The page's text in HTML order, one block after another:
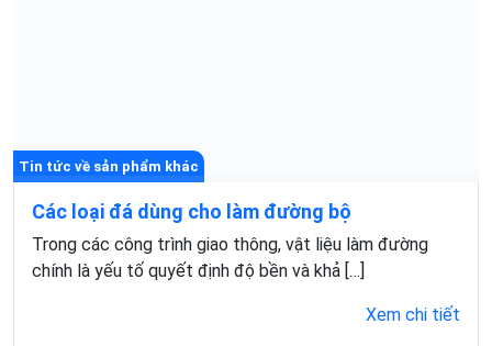
Tin tức về sản phẩm khác
Các loại đá dùng cho làm đường bộ
Trong các công trình giao thông, vật liệu làm đường
chính là yếu tố quyết định độ bền và khả […]
Xem chi tiết